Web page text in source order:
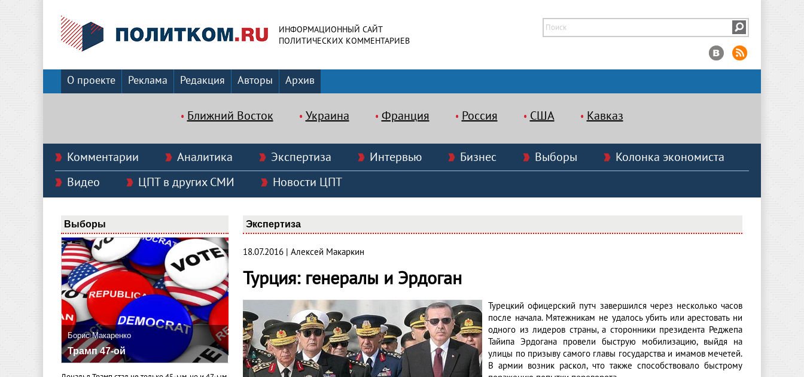
ИНФОРМАЦИОННЫЙ САЙТ
ПОЛИТИЧЕСКИХ КОММЕНТАРИЕВ
О проекте Реклама Редакция Авторы Архив
Ближний Восток Украина Франция Россия США Кавказ
Комментарии Аналитика Экспертиза Интервью Бизнес Выборы
Колонка экономиста
Видео
ЦПТ в других СМИ Новости ЦПТ
Выборы
Борис Макаренко
Трамп 47-ой
Экспертиза
18.07.2016 | Алексей Макаркин
Турция: генералы и Эрдоган
Турецкий офицерский путч завершился через несколько часов
после начала. Мятежникам не удалось убить или арестовать ни
одного из лидеров страны, а сторонники президента Реджепа
Тайипа Эрдогана провели быструю мобилизацию, выйдя на
улицы по призыву самого главы государства и имамов мечетей.
В армии возник раскол, что также способствовало быстрому